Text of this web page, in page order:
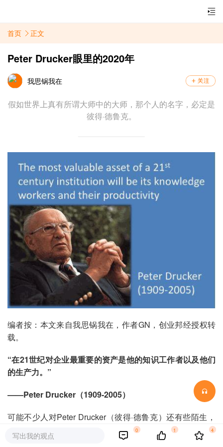
首页 正文
Peter Drucker眼里的2020年
我思锅我在
假如世界上真有所谓大师中的大师，那个人的名字，必定是
彼得·德鲁克。
编者按：本文来自我思锅我在，作者GN，创业邦经授权转
载。
“在21世纪对企业最重要的资产是他的知识工作者以及他们
的生产力。”
——Peter Drucker（1909-2005）
可能不少人对Peter Drucker（彼得·德鲁克）还有些陌生，
但对GE的前CEO Jack Welch和带领Intel度过至暗的前CEO
Andy Groove肯定如雷贯耳了，而他们的诸多管理理念都深
写出我的观点
0 1 4